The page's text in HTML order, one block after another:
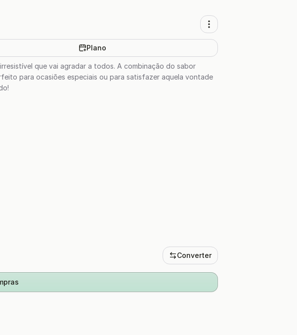
Plano
que vai agradar a todos. A combinação do sabor
para ocasiões especiais ou para satisfazer aquela vontade
Converter